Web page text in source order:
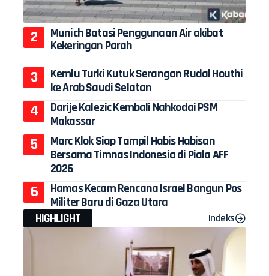
Munich Batasi Penggunaan Air akibat
Kekeringan Parah
Kemlu Turki Kutuk Serangan Rudal Houthi
ke Arab Saudi Selatan
Darije Kalezic Kembali Nahkodai PSM
Makassar
Marc Klok Siap Tampil Habis Habisan
Bersama Timnas Indonesia di Piala AFF
2026
Hamas Kecam Rencana Israel Bangun Pos
Militer Baru di Gaza Utara
HIGHLIGHT
Indeks